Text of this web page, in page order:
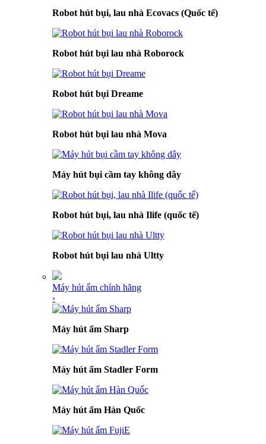
Robot hút bụi, lau nhà Ecovacs (Quốc tế)
Robot hút bụi lau nhà Roborock
Robot hút bụi Dreame
Robot hút bụi lau nhà Mova
Máy hút bụi cầm tay không dây
Robot hút bụi, lau nhà Ilife (quốc tế)
Robot hút bụi lau nhà Ultty
Máy hút ẩm chính hãng
›
Máy hút ẩm Sharp
Máy hút ẩm Stadler Form
Máy hút ẩm Hàn Quốc